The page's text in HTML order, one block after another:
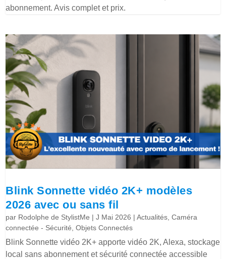
abonnement. Avis complet et prix.
Blink Sonnette vidéo 2K+ modèles
2026 avec ou sans fil
par Rodolphe de StylistMe |J Mai 2026 |Actualités ,Caméra
connectée - Sécurité ,Objets Connectés
Blink Sonnette vidéo 2K+ apporte vidéo 2K, Alexa, stockage
local sans abonnement et sécurité connectée accessible